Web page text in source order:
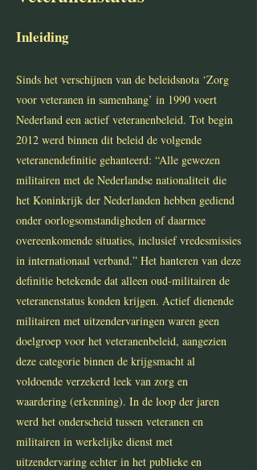
Inleiding
Sinds het verschijnen van de beleidsnota ‘Zorg
voor veteranen in samenhang’ in 1990 voert
Nederland een actief veteranenbeleid. Tot begin
2012 werd binnen dit beleid de volgende
veteranendefinitie gehanteerd: “Alle gewezen
militairen met de Nederlandse nationaliteit die
het Koninkrijk der Nederlanden hebben gediend
onder oorlogsomstandigheden of daarmee
overeenkomende situaties, inclusief vredesmissies
in internationaal verband.” Het hanteren van deze
definitie betekende dat alleen oud-militairen de
veteranenstatus konden krijgen. Actief dienende
militairen met uitzendervaringen waren geen
doelgroep voor het veteranenbeleid, aangezien
deze categorie binnen de krijgsmacht al
voldoende verzekerd leek van zorg en
waardering (erkenning). In de loop der jaren
werd het onderscheid tussen veteranen en
militairen in werkelijke dienst met
uitzendervaring echter in het publieke en